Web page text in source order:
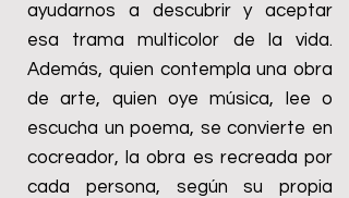
ayudarnos a descubrir y aceptar
esa trama multicolor de la vida.
Además, quien contempla una obra
de arte, quien oye música, lee o
escucha un poema, se convierte en
cocreador, la obra es recreada por
cada persona, según su propia